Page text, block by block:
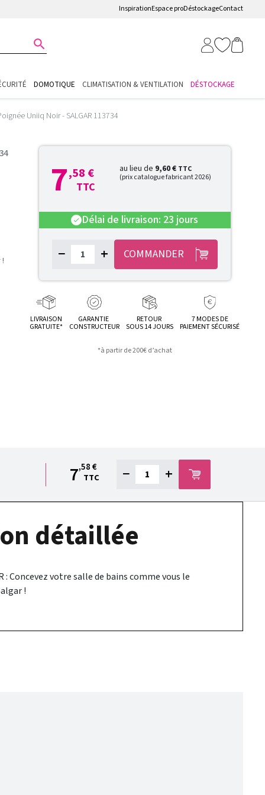
InspirationEspace proDéstockageContact

DOMOTIQUE CLIMATISATION & VENTILATION DÉSTOCKAGE
Uniiq Noir - SALGAR 113734
7,58 €
TTC
au lieu de 9,60 € TTC
(prix catalogue fabricant 2026)
check Délai de livraison: 23 jours
− + COMMANDER
LIVRAISON
GRATUITE*
GARANTIE
CONSTRUCTEUR
RETOUR
SOUS 14 JOURS
7 MODES DE
PAIEMENT SÉCURISÉ
*à partir de 200€ d’achat
7,58 €
TTC
− +
détaillée
: Concevez votre salle de bains comme vous le
!